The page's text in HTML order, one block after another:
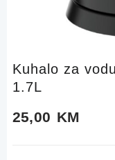
Kuhalo za
1.7L
25,00 KM